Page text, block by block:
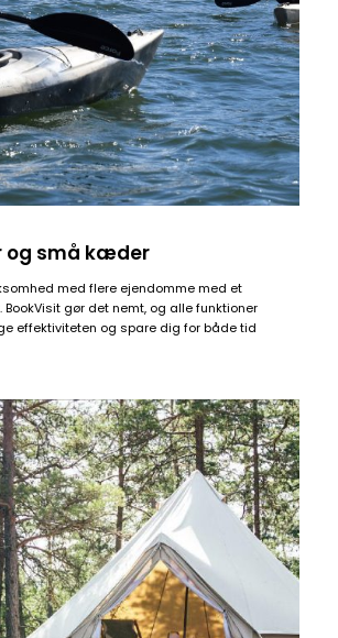
og små kæder
med flere ejendomme med et
BookVisit gør det nemt, og alle funktioner
effektiviteten og spare dig for både tid